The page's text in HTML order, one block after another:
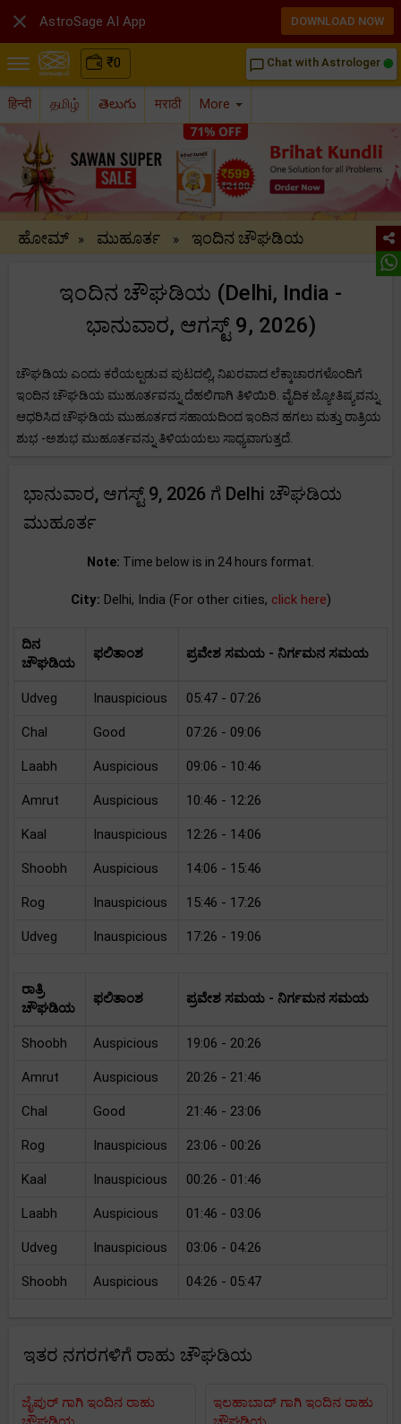
₹0 chat_bubble_outline Chat with Astrologer
हिन्दी தமிழ் తెలుగు मराठी More
ಹೋಮ್ » ಮುಹೂರ್ತ » ಇಂದಿನ ಚೌಘಡಿಯ
ಇಂದಿನ ಚೌಘಡಿಯ (Delhi, India -
ಭಾನುವಾರ, ಆಗಸ್ಟ್ 9, 2026)
ಚೌಘಡಿಯ ಎಂದು ಕರೆಯಲ್ಪಡುವ ಪುಟದಲ್ಲಿ, ನಿಖರವಾದ ಲೆಕ್ಕಾಚಾರಗಳೊಂದಿಗೆ
ಇಂದಿನ ಚೌಘಡಿಯ ಮುಹೂರ್ತವನ್ನು ದೆಹಲಿಗಾಗಿ ತಿಳಿಯಿರಿ. ವೈದಿಕ ಜ್ಯೋತಿಷ್ಯವನ್ನು
ಆಧರಿಸಿದ ಚೌಘಡಿಯ ಮುಹೂರ್ತದ ಸಹಾಯದಿಂದ ಇಂದಿನ ಹಗಲು ಮತ್ತು ರಾತ್ರಿಯ
ಶುಭ -ಅಶುಭ ಮುಹೂರ್ತವನ್ನು ತಿಳಿಯಯಲು ಸಾಧ್ಯವಾಗುತ್ತದೆ.
ಭಾನುವಾರ, ಆಗಸ್ಟ್ 9, 2026 ಗೆ Delhi ಚೌಘಡಿಯ
ಮುಹೂರ್ತ
Note: Time below is in 24 hours format.
City: Delhi, India (For other cities, click here)
ದಿನ
ಚೌಘಡಿಯ
ಫಲಿತಾಂಶ ಪ್ರವೇಶ ಸಮಯ - ನಿರ್ಗಮನ ಸಮಯ
Udveg Inauspicious 05:47 - 07:26
Chal Good 07:26 - 09:06
Laabh Auspicious 09:06 - 10:46
Amrut Auspicious 10:46 - 12:26
Kaal Inauspicious 12:26 - 14:06
Shoobh Auspicious 14:06 - 15:46
Rog Inauspicious 15:46 - 17:26
Udveg Inauspicious 17:26 - 19:06
ರಾತ್ರಿ
ಚೌಘಡಿಯ
ಫಲಿತಾಂಶ ಪ್ರವೇಶ ಸಮಯ - ನಿರ್ಗಮನ ಸಮಯ
Shoobh Auspicious 19:06 - 20:26
Amrut Auspicious 20:26 - 21:46
Chal Good 21:46 - 23:06
Rog Inauspicious 23:06 - 00:26
Kaal Inauspicious 00:26 - 01:46
Laabh Auspicious 01:46 - 03:06
Udveg Inauspicious 03:06 - 04:26
Shoobh Auspicious 04:26 - 05:47
ಇತರ ನಗರಗಳಿಗೆ ರಾಹು ಚೌಘಡಿಯ
ಜೈಪುರ್ ಗಾಗಿ ಇಂದಿನ ರಾಹು
ಇಲಹಾಬಾದ್ ಗಾಗಿ ಇಂದಿನ ರಾಹು
 AstroSage AI App DOWNLOAD NOW